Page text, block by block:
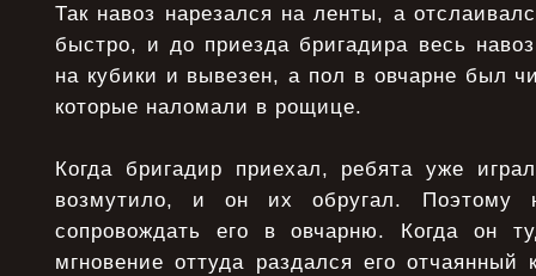
Так навоз нарезался на ленты, а
быстро, и до приезда бригадира весь
на кубики и вывезен, а пол в овчарне был
которые наломали в рощице.
Когда бригадир приехал, ребята уже
возмутило, и он их обругал. Поэтому
сопровождать его в овчарню. Когда он
мгновение оттуда раздался его отчаянный